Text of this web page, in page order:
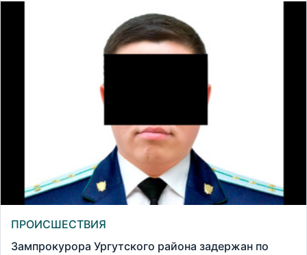
ПРОИСШЕСТВИЯ
Зампрокурора Ургутского района задержан по